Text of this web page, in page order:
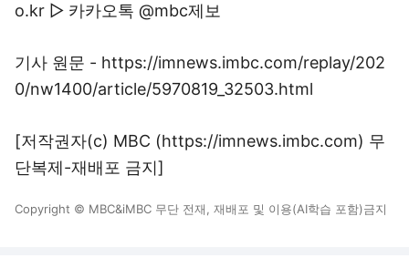
o.kr ▷ 카카오톡 @mbc제보
기사 원문 - https://imnews.imbc.com/replay/202
0/nw1400/article/5970819_32503.html
[저작권자(c) MBC (https://imnews.imbc.com) 무
단복제-재배포 금지]
Copyright © MBC&iMBC 무단 전재, 재배포 및 이용(AI학습 포함)금지